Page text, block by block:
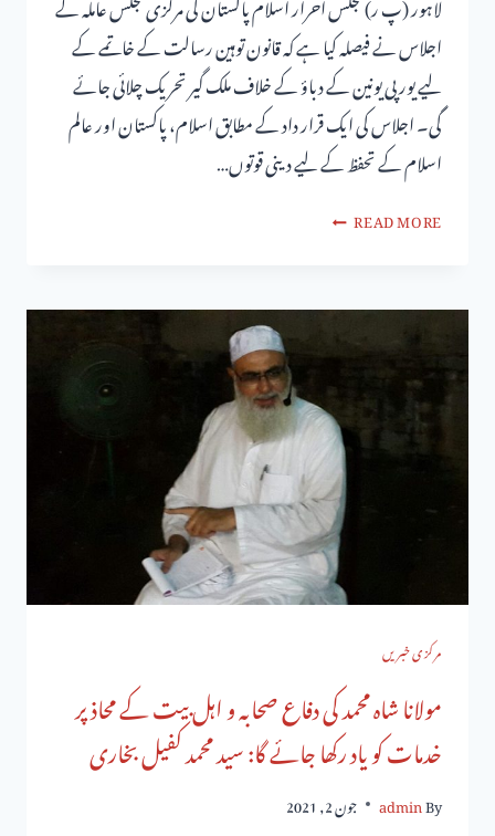
اجلاس نے فیصلہ کیا ہے کہ قانون توہین رسالت کے خاتمے کے
لیے یورپی یونین کے دباؤ کے خلاف ملک گیر تحریک چلائی جائے
گی۔ اجلاس کی ایک قرار داد کے مطابق اسلام، پاکستان اور عالم
اسلام کے تحفظ کے لیے دینی قوتوں…
READ MORE
مرکزی خبریں
مولانا شاہ محمد کی دفاع صحابہ و اہل بیت کے محاذ پر
خدمات کو یاد رکھا جائے گا: سید محمد کفیل بخاری
By
admin جون 2, 2021